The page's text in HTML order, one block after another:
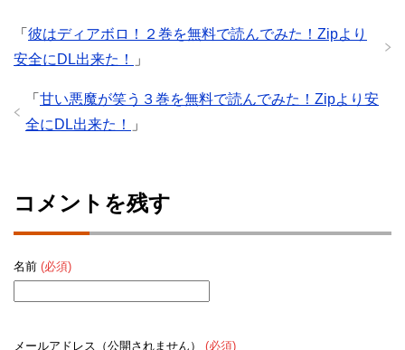
「 彼はディアボロ！２巻を無料で読んでみた！Zipより
安全にDL出来た！
」
「 甘い悪魔が笑う３巻を無料で読んでみた！Zipより安
全にDL出来た！
」
コメントを残す
名前 (必須)
メールアドレス（公開されません） (必須)